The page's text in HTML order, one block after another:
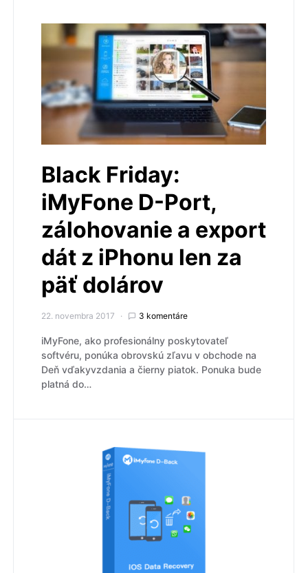
Black Friday:
iMyFone D-Port,
zálohovanie a export
dát z iPhonu len za
päť dolárov
22. novembra 2017 3 komentáre
iMyFone, ako profesionálny poskytovateľ
softvéru, ponúka obrovskú zľavu v obchode na
Deň vďakyvzdania a čierny piatok. Ponuka bude
platná do…